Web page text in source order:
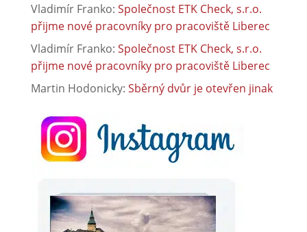
Vladimír Franko: Společnost ETK Check, s.r.o.
přijme nové pracovníky pro pracoviště Liberec
Vladimír Franko: Společnost ETK Check, s.r.o.
přijme nové pracovníky pro pracoviště Liberec
Martin Hodonicky: Sběrný dvůr je otevřen jinak